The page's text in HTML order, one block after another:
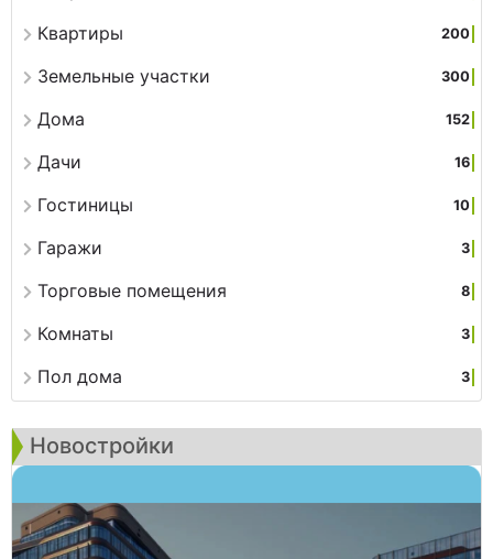
Квартиры 200
Земельные участки 300
Дома 152
Дачи 16
Гостиницы 10
Гаражи 3
Торговые помещения 8
Комнаты 3
Пол дома 3
Новостройки